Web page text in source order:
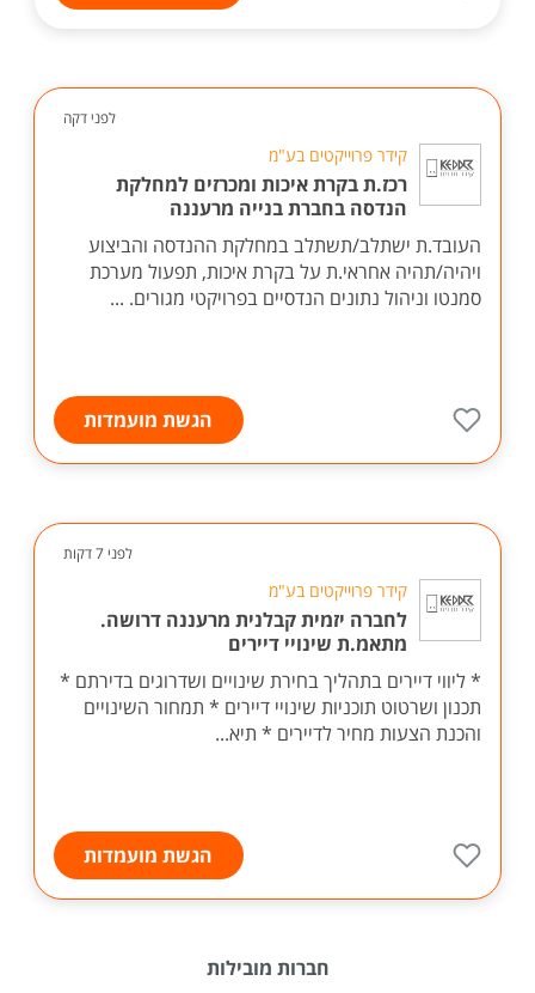
לפני דקה
קידר פרוייקטים בע"מ
רכז.ת בקרת איכות ומכרזים למחלקת
הנדסה בחברת בנייה מרעננה
העובד.ת ישתלב/תשתלב במחלקת ההנדסה והביצוע
ויהיה/תהיה אחראי.ת על בקרת איכות, תפעול מערכת
סמנטו וניהול נתונים הנדסיים בפרויקטי מגורים. ...
הגשת מועמדות
לפני 7 דקות
קידר פרוייקטים בע"מ
לחברה יזמית קבלנית מרעננה דרושה.
מתאמ.ת שינויי דיירים
* ליווי דיירים בתהליך בחירת שינויים ושדרוגים בדירתם *
תכנון ושרטוט תוכניות שינויי דיירים * תמחור השינויים
והכנת הצעות מחיר לדיירים * תיא...
הגשת מועמדות
חברות מובילות